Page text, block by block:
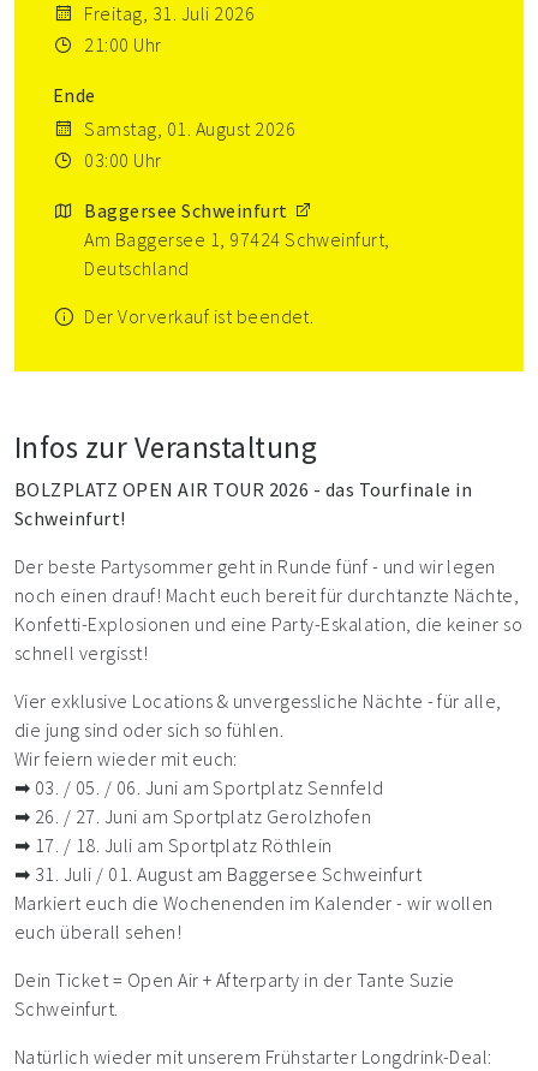
Freitag, 31. Juli 2026
21:00 Uhr
Ende
Samstag, 01. August 2026
03:00 Uhr
Baggersee Schweinfurt
Am Baggersee 1, 97424 Schweinfurt,
Deutschland
Der Vorverkauf ist beendet.
Infos zur Veranstaltung
BOLZPLATZ OPEN AIR TOUR 2026 - das Tourfinale in
Schweinfurt!
Der beste Partysommer geht in Runde fünf - und wir legen
noch einen drauf! Macht euch bereit für durchtanzte Nächte,
Konfetti-Explosionen und eine Party-Eskalation, die keiner so
schnell vergisst!
Vier exklusive Locations & unvergessliche Nächte - für alle,
die jung sind oder sich so fühlen.
Wir feiern wieder mit euch:
➡ 03. / 05. / 06. Juni am Sportplatz Sennfeld
➡ 26. / 27. Juni am Sportplatz Gerolzhofen
➡ 17. / 18. Juli am Sportplatz Röthlein
➡ 31. Juli / 01. August am Baggersee Schweinfurt
Markiert euch die Wochenenden im Kalender - wir wollen
euch überall sehen!
Dein Ticket = Open Air + Afterparty in der Tante Suzie
Schweinfurt.
Natürlich wieder mit unserem Frühstarter Longdrink-Deal: